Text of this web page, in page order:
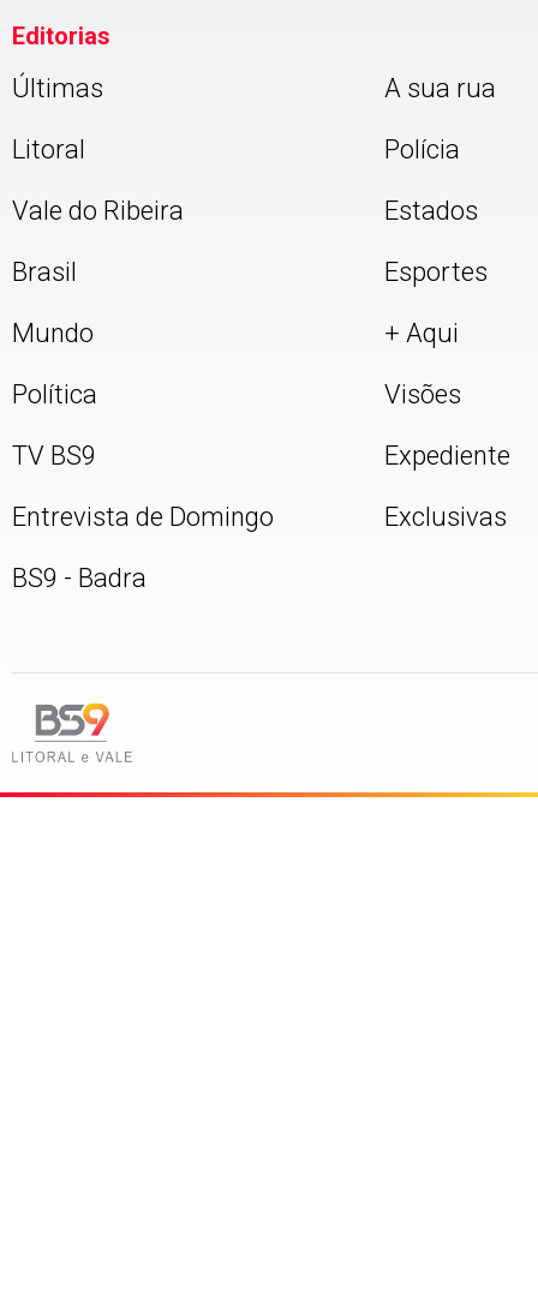
Editorias
Últimas
Litoral
Vale do Ribeira
Brasil
Mundo
Política
TV BS9
Entrevista de Domingo
BS9 - Badra
A sua rua
Polícia
Estados
Esportes
+ Aqui
Visões
Expediente
Exclusivas